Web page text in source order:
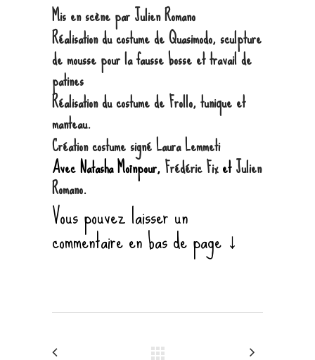
Mis en scène par Julien Romano
Réalisation du costume de Quasimodo, sculpture
de mousse pour la fausse bosse et travail de
patines
Réalisation du costume de Frollo, tunique et
manteau.
Création costume signé Laura Lemmeti
AvecNatasha Moïnpour,Frédéric FixetJulien
Romano.
Vous pouvez laisser un
commentaire en bas de page ↓